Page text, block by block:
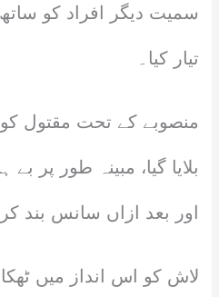
سمیت دیگر افراد کو
تیار کیا۔
منصوبے کے تحت مقتول
بلایا گیا، مبینہ طور پر
اور بعد ازاں سانس بند کر
لاش کو اس انداز میں